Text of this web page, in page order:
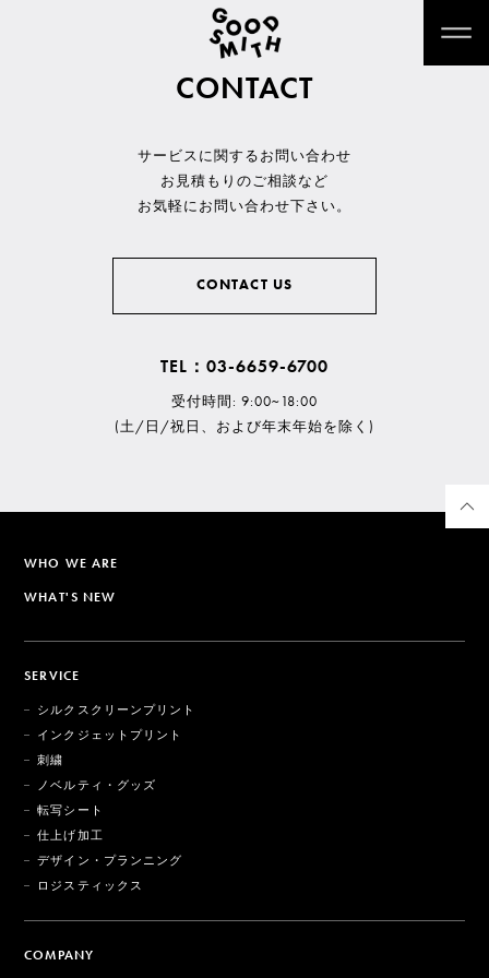
CONTACT
サービスに関するお問い合わせ
お見積もりのご相談など
お気軽にお問い合わせ下さい。
CONTACT US
TEL：03-6659-6700
受付時間: 9:00~18:00
(土/日/祝日、および年末年始を除く)
WHO WE ARE
WHAT'S NEW
SERVICE
シルクスクリーンプリント
インクジェットプリント
刺繍
ノベルティ・グッズ
転写シート
仕上げ加工
デザイン・プランニング
ロジスティックス
COMPANY